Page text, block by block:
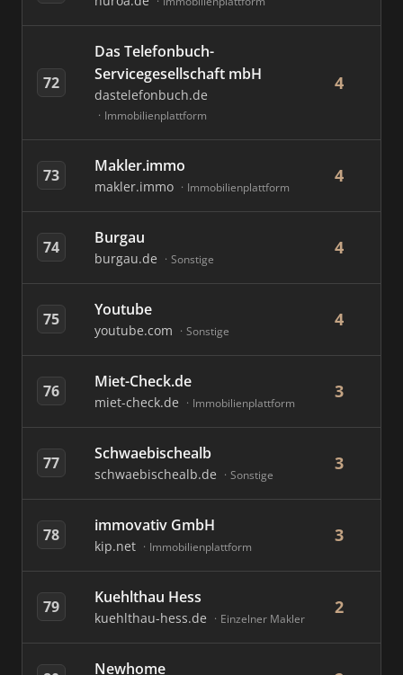
72
Das Telefonbuch-
Servicegesellschaft mbH
dastelefonbuch.de
Immobilienplattform
4
73 Makler.immo
makler.immo Immobilienplattform
4
74 Burgau
burgau.de Sonstige
4
75 Youtube
youtube.com Sonstige
4
76 Miet-Check.de
miet-check.de Immobilienplattform
3
77 Schwaebischealb
schwaebischealb.de Sonstige
3
78 immovativ GmbH
kip.net Immobilienplattform
3
79 Kuehlthau Hess
kuehlthau-hess.de Einzelner Makler
2
Newhome